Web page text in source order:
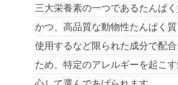
三大栄養素の一つであるたんぱく
かつ、高品質な動物性たんぱく
使用するなど限られた成分で配
ため、特定のアレルギーを起こ